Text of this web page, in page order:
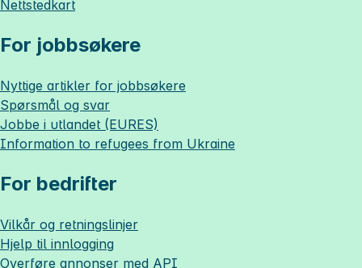
Nettstedkart
For jobbsøkere
Nyttige artikler for jobbsøkere
Spørsmål og svar
Jobbe i utlandet (EURES)
Information to refugees from Ukraine
For bedrifter
Vilkår og retningslinjer
Hjelp til innlogging
Overføre annonser med API